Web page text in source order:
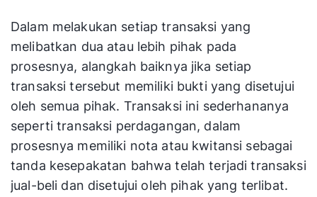
Dalam melakukan setiap transaksi yang
melibatkan dua atau lebih pihak pada
prosesnya, alangkah baiknya jika setiap
transaksi tersebut memiliki bukti yang disetujui
oleh semua pihak. Transaksi ini sederhananya
seperti transaksi perdagangan, dalam
prosesnya memiliki nota atau kwitansi sebagai
tanda kesepakatan bahwa telah terjadi transaksi
jual-beli dan disetujui oleh pihak yang terlibat.